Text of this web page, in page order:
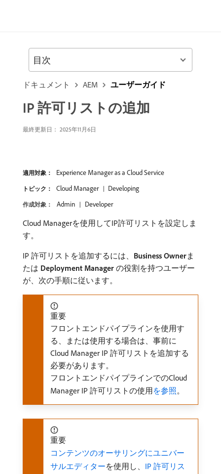
ドキュメント AEM ユーザーガイド
IP 許可リストの追加
最終更新日： 2025年11月6日
適用対象： Experience Manager as a Cloud Service
トピック： Cloud Manager Developing
作成対象： Admin Developer
Cloud Managerを使用してIP許可リストを設定しま
す。
IP 許可リストを追加するには、 Business Owner​ま
たは​ Deployment Manager ​の役割を持つユーザー
が、次の手順に従います。
重要
フロントエンドパイプラインを使用す
る、または使用する場合は、事前に
Cloud Manager IP 許可リストを追加する
必要があります。
フロントエンドパイプラインでのCloud
Manager IP 許可リストの使用を参照。
重要
コンテンツのオーサリングにユニバー
サルエディターを使用し、 IP 許可リス
目次